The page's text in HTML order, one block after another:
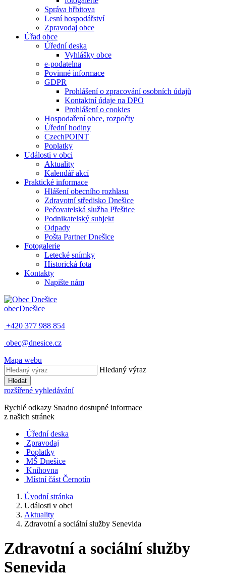
Správa hřbitova
Lesní hospodářství
Zpravodaj obce
Úřad obce
Úřední deska
Vyhlášky obce
e-podatelna
Povinné informace
GDPR
Prohlášení o zpracování osobních údajů
Kontaktní údaje na DPO
Prohlášení o cookies
Hospodaření obce, rozpočty
Úřední hodiny
CzechPOINT
Poplatky
Události v obci
Aktuality
Kalendář akcí
Praktické informace
Hlášení obecního rozhlasu
Zdravotní středisko Dnešice
Pečovatelská služba Přeštice
Podnikatelský subjekt
Odpady
Pošta Partner Dnešice
Fotogalerie
Letecké snímky
Historická fota
Kontakty
Napište nám
obecDnešice
+420 377 988 854
obec@dnesice.cz
Mapa webu
Hledaný výraz
Hledat
rozšířené vyhledávání
Rychlé odkazy Snadno dostupné informace
z našich stránek
Úřední deska
Zpravodaj
Poplatky
MŠ Dnešice
Knihovna
Místní část Černotín
Úvodní stránka
Události v obci
Aktuality
Zdravotní a sociální služby Senevida
Zdravotní a sociální služby
Senevida